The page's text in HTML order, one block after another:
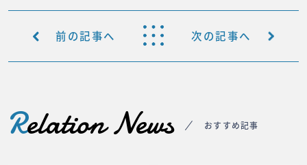
前の記事へ 次の記事へ
Relation News おすすめ記事